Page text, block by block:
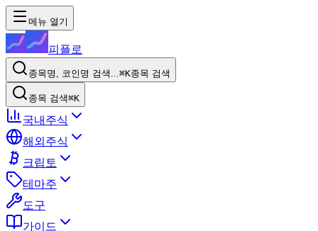
메뉴 열기
피플로
종목명, 코인명 검색...⌘K종목 검색
종목 검색⌘K
국내주식
해외주식
크립토
테마주
도구
가이드